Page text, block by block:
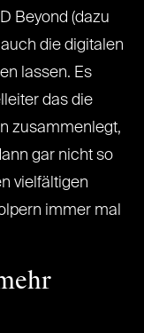
Beyond (dazu
die digitalen
lassen. Es
das die
zusammenlegt,
gar nicht so
vielfältigen
immer mal